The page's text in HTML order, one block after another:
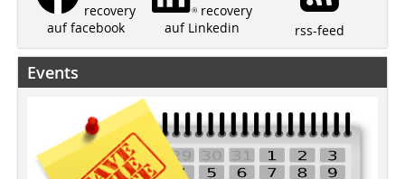
recovery
auf facebook
recovery
auf Linkedin
rss-feed
Events